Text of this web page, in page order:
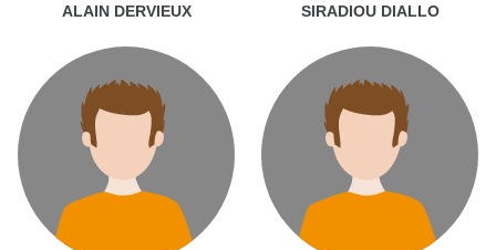
ALAIN DERVIEUX SIRADIOU DIALLO